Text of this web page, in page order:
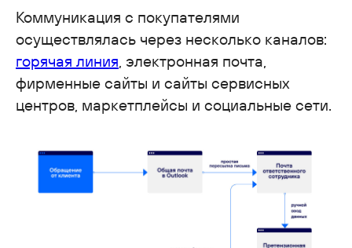
Коммуникация с покупателями
осуществлялась через несколько каналов:
горячая линия, электронная почта,
фирменные сайты и сайты сервисных
центров, маркетплейсы и социальные сети.